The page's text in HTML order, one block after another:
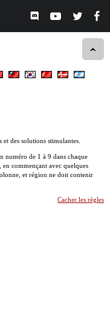
et des solutions stimulantes.
numéro de 1 à 9 dans chaque
commençant avec quelques
et région ne doit contenir
Cacher les règles